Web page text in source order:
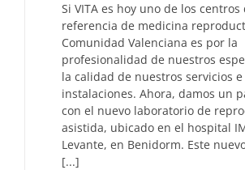
Si VITA es hoy uno de los centros
referencia de medicina
Comunidad Valenciana es por la
profesionalidad de nuestros
la calidad de nuestros servicios e
instalaciones. Ahora, damos un
con el nuevo laboratorio de
asistida, ubicado en el hospital
Levante, en Benidorm. Este
[...]